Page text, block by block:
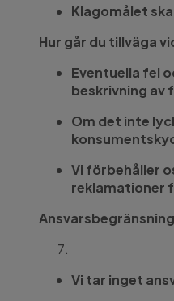
Klagomålet
Hur går du tillväga
Eventuella fel
beskrivning av
Om det inte
Vi förbehåller
reklamationer
Ansvarsbegränsning
Vi tar inget